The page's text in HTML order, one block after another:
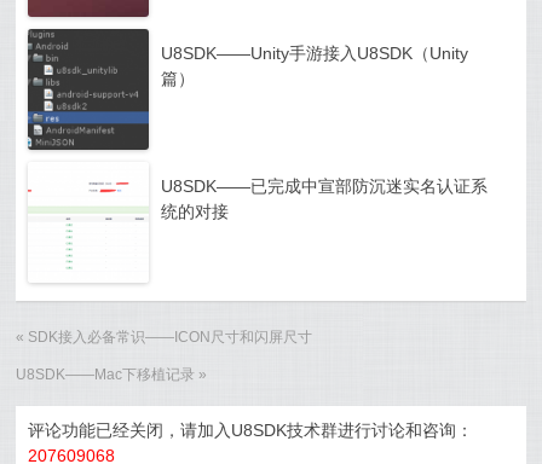
U8SDK——Unity手游接入U8SDK（Unity
篇）
U8SDK——已完成中宣部防沉迷实名认证系
统的对接
« SDK接入必备常识——ICON尺寸和闪屏尺寸
U8SDK——Mac下移植记录 »
评论功能已经关闭，请加入U8SDK技术群进行讨论和咨询：
207609068